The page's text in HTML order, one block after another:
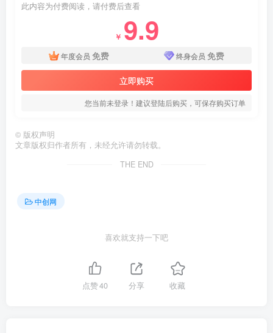
此内容为付费阅读，请付费后查看
￥ 9.9
年度会员 免费 终身会员 免费
立即购买
您当前未登录！建议登陆后购买，可保存购买订单
© 版权声明
文章版权归作者所有，未经允许请勿转载。
THE END
中创网
喜欢就支持一下吧
点赞40 分享 收藏